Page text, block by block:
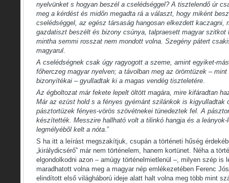
nyelvünket s hogyan beszél a cselédséggel? A tisztelendő úr
meg a kérdést és midőn megadta rá a választ, hogy miként
cselédséggel, az egész társaság hangosan elkezdett kaczagni,
gazdatiszt beszélt és bizony csúnya, talpraesett magyar szitkot
mintha semmi rosszat nem mondott volna. Szegény pátert
magyarul.
A cselédségnek csak úgy ragyogott a szeme, amint egyiket-
főherczeg magyar nyelven; a távolban meg az örömtüzek –
bizonyítékai – gyulladtak ki a magas vendég tiszteletére.
Az égboltozat már fekete lepelt öltött magára, mire kifáradtan
Már az ezüst hold s a fényes gyémánt szilánkok is kigyulladtak
pásztortüzek fényes-vörös szövétnekei tünedeztek fel. A
készítették. Messzire hallható volt a tilinkó hangja és a
legmélyéből kelt a nóta.”
S ha itt a leírást megszakítjuk, csupán a történeti hűség
„királydicsérő” már nem történelem, hanem kortünet. Néha a
elgondolkodni azon – amúgy történelmietlenül –, milyen szép is
maradhatott volna meg a magyar nép emlékezetében Ferenc
elindított első világháború ideje alatt halt volna meg több mint